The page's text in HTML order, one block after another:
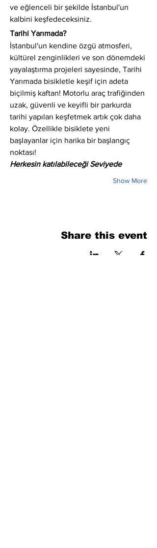
ve eğlenceli bir şekilde İstanbul'un
kalbini keşfedeceksiniz.
Tarihi Yarımada?
İstanbul'un kendine özgü atmosferi,
kültürel zenginlikleri ve son dönemdeki
yayalaştırma projeleri sayesinde, Tarihi
Yarımada bisikletle keşif için adeta
biçilmiş kaftan! Motorlu araç trafiğinden
uzak, güvenli ve keyifli bir parkurda
tarihi yapıları keşfetmek artık çok daha
kolay. Özellikle bisiklete yeni
başlayanlar için harika bir başlangıç
noktası!
Herkesin katılabileceği Seviyede
Show More
Share this event